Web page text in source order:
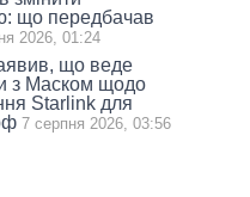
що передбачав
2026, 01:24
що веде
з Маском щодо
Starlink для
7 серпня 2026, 03:56